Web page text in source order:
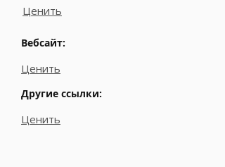
Ценить
Вебсайт:
Ценить
Другие ссылки:
Ценить